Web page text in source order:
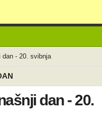
dan - 20. svibnja
dan - 20.